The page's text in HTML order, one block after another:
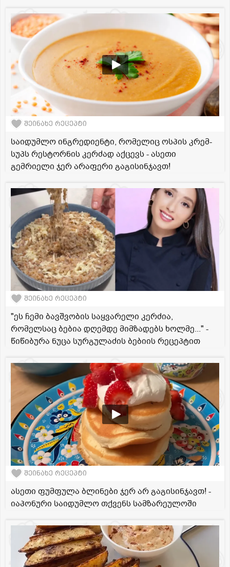
შეინახე რეცეპტი
საიდუმლო ინგრედიენტი, რომელიც ოსპის კრემ-
სუპს რესტორნის კერძად აქცევს - ასეთი
გემრიელი ჯერ არაფერი გაგისინჯავთ!
შეინახე რეცეპტი
"ეს ჩემი ბავშვობის საყვარელი კერძია,
რომელსაც ბებია დღემდე მიმზადებს ხოლმე..." -
წიწიბურა ნუცა სურგულაძის ბებიის რეცეპტით
შეინახე რეცეპტი
ასეთი ფუმფულა ბლინები ჯერ არ გაგისინჯავთ! -
იაპონური საიდუმლო თქვენს სამზარეულოში